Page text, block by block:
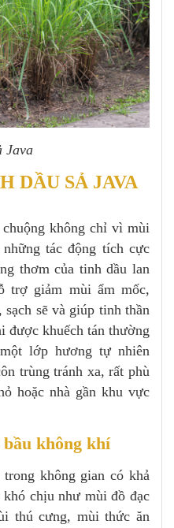
Java
DẦU SẢ JAVA
không chỉ vì mùi
tác động tích cực
thơm của tinh dầu lan
trợ giảm mùi ẩm mốc,
sẽ và giúp tinh thần
được khuếch tán thường
lớp hương tự nhiên
trùng tránh xa, rất phù
hoặc nhà gần khu vực
không khí
không gian có khả
chịu như mùi đồ đạc
thú cưng, mùi thức ăn